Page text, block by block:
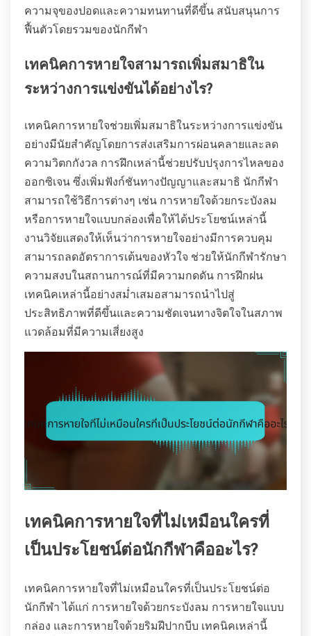
ความจุของปอดและความทนทานที่ดีขึ้น สนับสนุนการ
ฟื้นตัวโดยรวมของนักกีฬา
เทคนิคการหายใจสามารถเพิ่มสมาธิใน
ระหว่างการแข่งขันได้อย่างไร?
เทคนิคการหายใจช่วยเพิ่มสมาธิในระหว่างการแข่งขัน
อย่างมีนัยสำคัญโดยการส่งเสริมการผ่อนคลายและลด
ความวิตกกังวล การฝึกเหล่านี้ช่วยปรับปรุงการไหลของ
ออกซิเจน ซึ่งเพิ่มฟังก์ชันทางปัญญาและสมาธิ นักกีฬา
สามารถใช้วิธีการต่างๆ เช่น การหายใจด้วยกระบังลม
หรือการหายใจแบบกล่องเพื่อให้ได้ประโยชน์เหล่านี้
งานวิจัยแสดงให้เห็นว่าการหายใจอย่างมีการควบคุม
สามารถลดอัตราการเต้นของหัวใจ ช่วยให้นักกีฬารักษา
ความสงบในสถานการณ์ที่มีความกดดัน การฝึกฝน
เทคนิคเหล่านี้อย่างสม่ำเสมอสามารถนำไปสู่
ประสิทธิภาพที่ดีขึ้นและความชัดเจนทางจิตใจในสภาพ
แวดล้อมที่มีความเสี่ยงสูง
เทคนิคการหายใจที่ไม่เหมือนใครที่
เป็นประโยชน์ต่อนักกีฬาคืออะไร?
เทคนิคการหายใจที่ไม่เหมือนใครที่เป็นประโยชน์ต่อ
นักกีฬา ได้แก่ การหายใจด้วยกระบังลม การหายใจแบบ
กล่อง และการหายใจด้วยริมฝีปากบีบ เทคนิคเหล่านี้